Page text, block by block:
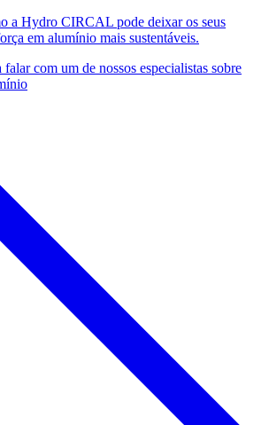
a Hydro CIRCAL pode deixar os seus
em alumínio mais sustentáveis.
com um de nossos especialistas sobre